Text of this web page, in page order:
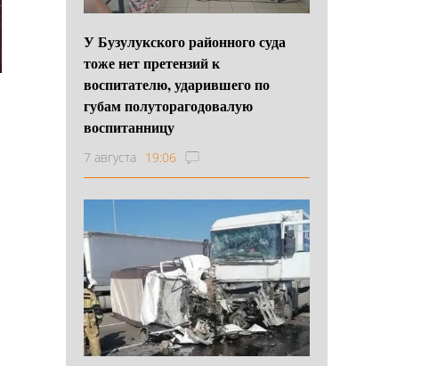
У Бузулукского районного суда
тоже нет претензий к
воспитателю, ударившего по
губам полуторагодовалую
воспитанницу
7 августа 19:06